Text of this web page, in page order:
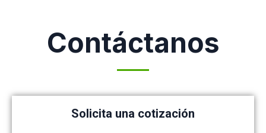
Contáctanos
Solicita una cotización